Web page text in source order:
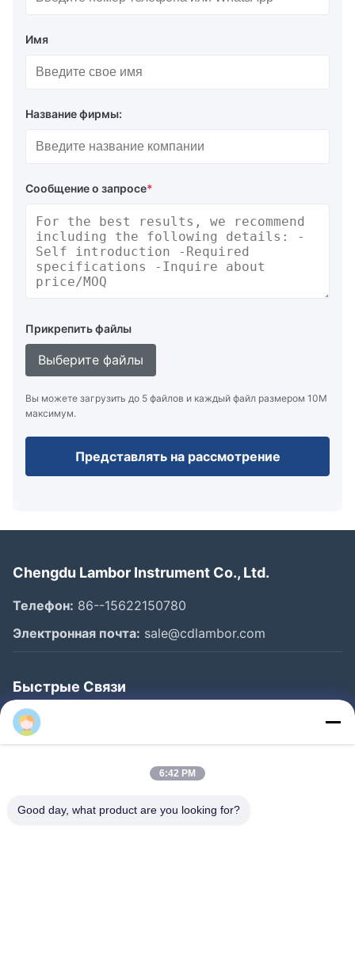
Имя
Название фирмы:
Сообщение о запросе*
Прикрепить файлы
Выберите файлы
Вы можете загрузить до 5 файлов и каждый файл размером 10M
максимум.
Представлять на рассмотрение
Chengdu Lambor Instrument Co., Ltd.
Телефон: 86--15622150780
Электронная почта: sale@cdlambor.com
Быстрые Связи
Главная Страница
Продукция
Наша Фабрика
6:42 PM
Good day, what product are you looking for?